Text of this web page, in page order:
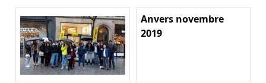
Anvers novembre
2019